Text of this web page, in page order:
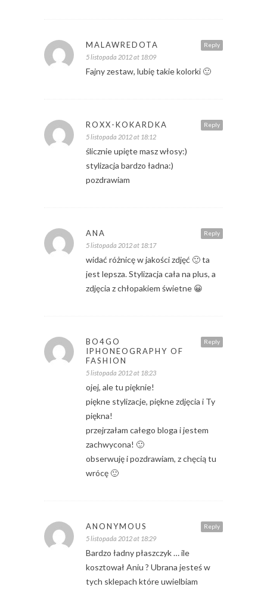
Reply
MALAWREDOTA
5 listopada 2012 at 18:09
Fajny zestaw, lubię takie kolorki 🙂
Reply
ROXX-KOKARDKA
5 listopada 2012 at 18:12
ślicznie upięte masz włosy:)
stylizacja bardzo ładna:)
pozdrawiam
Reply
ANA
5 listopada 2012 at 18:17
widać różnicę w jakości zdjęć 🙂 ta
jest lepsza. Stylizacja cała na plus, a
zdjęcia z chłopakiem świetne 😀
Reply
BO4GO
IPHONEOGRAPHY OF
FASHION
5 listopada 2012 at 18:23
ojej, ale tu pięknie!
piękne stylizacje, piękne zdjęcia i Ty
piękna!
przejrzałam całego bloga i jestem
zachwycona! 🙂
obserwuję i pozdrawiam, z chęcią tu
wrócę 🙂
Reply
ANONYMOUS
5 listopada 2012 at 18:29
Bardzo ładny płaszczyk … ile
kosztował Aniu ? Ubrana jesteś w
tych sklepach które uwielbiam